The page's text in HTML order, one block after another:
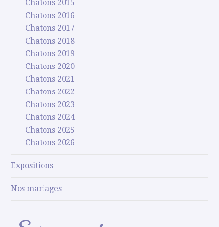
Chatons 2015
Chatons 2016
Chatons 2017
Chatons 2018
Chatons 2019
Chatons 2020
Chatons 2021
Chatons 2022
Chatons 2023
Chatons 2024
Chatons 2025
Chatons 2026
Expositions
Nos mariages